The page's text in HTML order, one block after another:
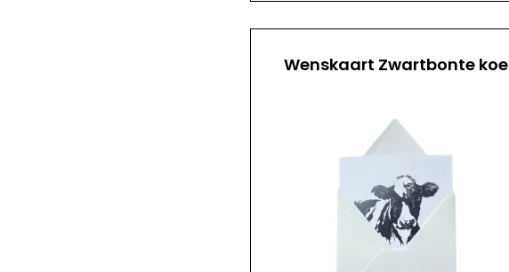
Wenskaart Zwartbonte koe